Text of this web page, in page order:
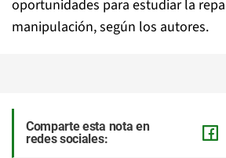
oportunidades para estudiar la
manipulación, según los autores.
Comparte esta nota en
redes sociales: